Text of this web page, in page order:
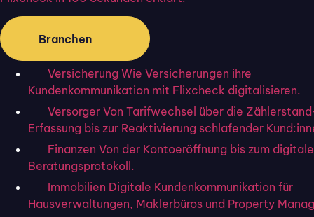
Branchen
Versicherung Wie Versicherungen ihre
Kundenkommunikation mit Flixcheck digitalisieren.
Versorger Von Tarifwechsel über die
Erfassung bis zur Reaktivierung schlafender
Finanzen Von der Kontoeröffnung bis zum
Beratungsprotokoll.
Immobilien Digitale Kundenkommunikation für
Hausverwaltungen, Maklerbüros und Property
Dienstleistungen
Die Grundlage der Kundenzufriedenheit bildet die
Qualität Ihrer Leistungen. Selbst mit der besten
Servicequalitätkönnen Mängel oder Fehler bei einem
Beispiel
: Stellen Sie sich vor, Sie kaufen ein technisches
Ihre Zufriedenheit. Fällt es jedoch nach kurzer Zeit aus,
werden Sie vermutlich kein weiteres Produkt dieser Marke
erwerben.